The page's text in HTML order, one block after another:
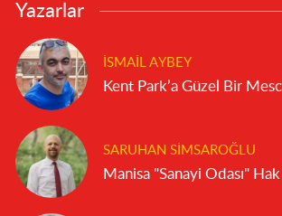
Yazarlar
İSMAIL AYBEY
Kent Park’a Güzel Bir
SARUHAN SIMSAROĞLU
Manisa "Sanayi Odası"